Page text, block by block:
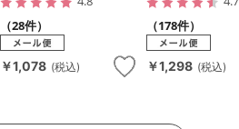
（28件）
￥1,078 (税込)
（178件）
￥1,298 (税込)